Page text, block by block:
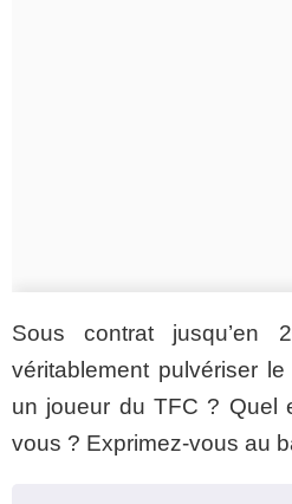
Sous contrat jusqu’en
véritablement pulvériser
un joueur du TFC ? Quel
vous ? Exprimez-vous au